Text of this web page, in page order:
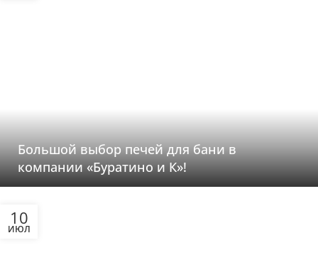
Большой выбор печей для бани в
компании «Буратино и К»!
10
ИЮЛ